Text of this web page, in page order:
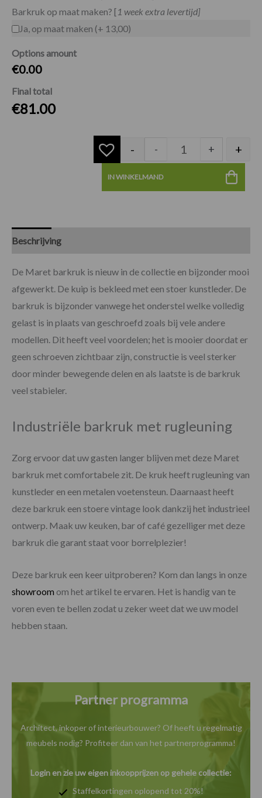
Barkruk op maat maken? [1 week extra levertijd]
Ja, op maat maken (+ 13,00)
Options amount
€0.00
Final total
€81.00
- - + +
IN WINKELMAND
Beschrijving
De Maret barkruk is nieuw in de collectie en bijzonder mooi
afgewerkt. De kuip is bekleed met een stoer kunstleder. De
barkruk is bijzonder vanwege het onderstel welke volledig
gelast is in plaats van geschroefd zoals bij vele andere
modellen. Dit heeft veel voordelen; het is mooier doordat er
geen schroeven zichtbaar zijn, constructie is veel sterker
door minder bewegende delen en als laatste is de barkruk
veel stabieler.
Industriële barkruk met rugleuning
Zorg ervoor dat uw gasten langer blijven met deze Maret
barkruk met comfortabele zit. De kruk heeft rugleuning van
kunstleder en een metalen voetensteun. Daarnaast heeft
deze barkruk een stoere vintage look dankzij het industrieel
ontwerp. Maak uw keuken, bar of café gezelliger met deze
barkruk die garant staat voor borrelplezier!
Deze barkruk een keer uitproberen? Kom dan langs in onze
showroom om het artikel te ervaren. Het is handig van te
voren even te bellen zodat u zeker weet dat we uw model
hebben staan.
Partner programma
Architect, inkoper of interieurbouwer? Of heeft u regelmatig
meubels nodig? Profiteer dan van het partnerprogramma!
Login en zie uw eigen inkoopprijzen op gehele collectie:
Staffelkortingen oplopend tot 20%!